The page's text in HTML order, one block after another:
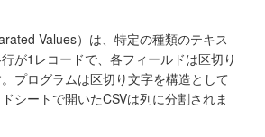
Values）は、特定の種類のテキス
が1レコードで、各フィールドは区切り
プログラムは区切り文字を構造として
シートで開いたCSVは列に分割されま